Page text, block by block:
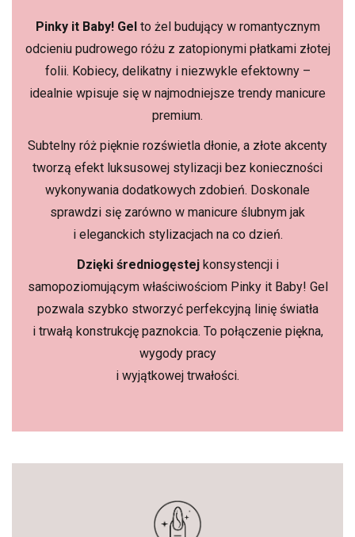
Pinky it Baby!Gel to żel budujący w romantycznym
odcieniu pudrowego różu z zatopionymi płatkami złotej
folii. Kobiecy, delikatny i niezwykle efektowny –
idealnie wpisuje się w najmodniejsze trendy manicure
premium.
Subtelny róż pięknie rozświetla dłonie, a złote akcenty
tworzą efekt luksusowej stylizacji bez konieczności
wykonywania dodatkowych zdobień. Doskonale
sprawdzi się zarówno w manicure ślubnym jak
i eleganckich stylizacjach na co dzień.
Dzięki średniogęstejkonsystencji i
samopoziomującym właściwościom Pinky it Baby! Gel
pozwala szybko stworzyć perfekcyjną linię światła
i trwałą konstrukcję paznokcia. To połączenie piękna,
wygody pracy
i wyjątkowej trwałości.